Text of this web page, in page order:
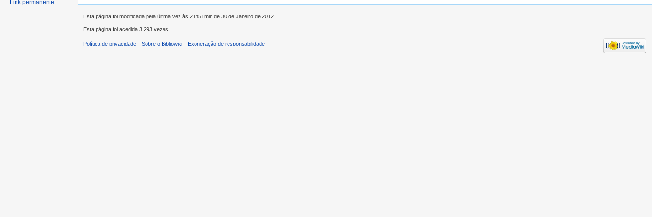
Link permanente
Esta página foi modificada pela última vez às 21h51min de 30 de Janeiro de 2012.
Esta página foi acedida 3 293 vezes.
Política de privacidade Sobre o Bibliowiki Exoneração de responsabilidade